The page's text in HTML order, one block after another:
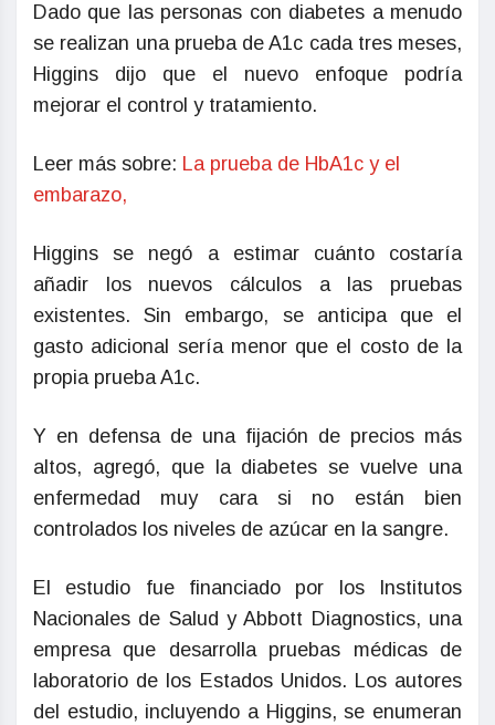
Dado que las personas con diabetes a menudo
se realizan una prueba de A1c cada tres meses,
Higgins dijo que el nuevo enfoque podría
mejorar el control y tratamiento.
Leer más sobre: La prueba de HbA1c y el
embarazo,
Higgins se negó a estimar cuánto costaría
añadir los nuevos cálculos a las pruebas
existentes. Sin embargo, se anticipa que el
gasto adicional sería menor que el costo de la
propia prueba A1c.
Y en defensa de una fijación de precios más
altos, agregó, que la diabetes se vuelve una
enfermedad muy cara si no están bien
controlados los niveles de azúcar en la sangre.
El estudio fue financiado por los Institutos
Nacionales de Salud y Abbott Diagnostics, una
empresa que desarrolla pruebas médicas de
laboratorio de los Estados Unidos. Los autores
del estudio, incluyendo a Higgins, se enumeran